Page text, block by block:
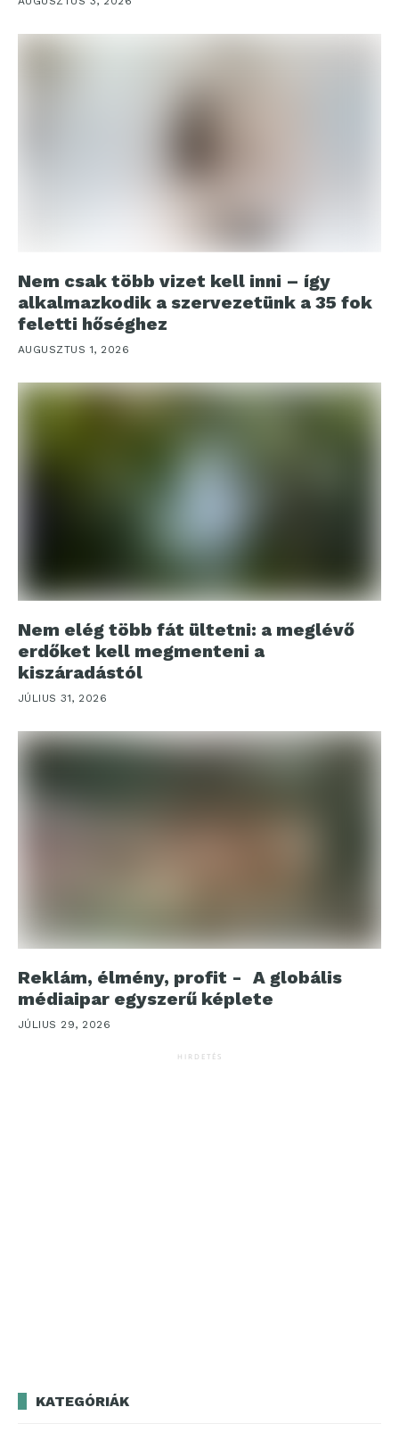
Nem csak több vizet kell inni – így
alkalmazkodik a szervezetünk a 35 fok
feletti hőséghez
AUGUSZTUS 1, 2026
Nem elég több fát ültetni: a meglévő
erdőket kell megmenteni a
kiszáradástól
JÚLIUS 31, 2026
Reklám, élmény, profit - A globális
médiaipar egyszerű képlete
JÚLIUS 29, 2026
HIRDETÉS
KATEGÓRIÁK